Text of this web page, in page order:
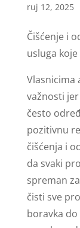
ruj 12, 2025
Čišćenje i
usluga
Vlasnicima
važnosti
često
pozitivnu
čišćenja i
da svaki
spreman
čisti sve
boravka